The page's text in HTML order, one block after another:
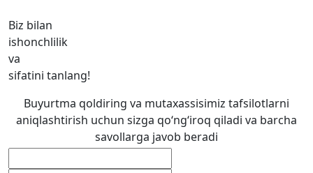
Biz bilan
ishonchlilik
va
sifatini tanlang!
Buyurtma qoldiring va mutaxassisimiz tafsilotlarni
aniqlashtirish uchun sizga qo‘ng‘iroq qiladi va barcha
savollarga javob beradi